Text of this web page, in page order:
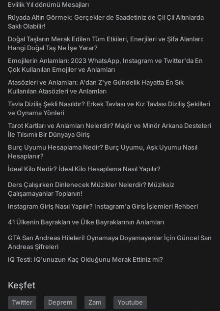
Evlilik Yıl dönümü Mesajları
Rüyada Altın Görmek: Gerçekler de Saadetiniz de Çil Çil Altınlarda
Saklı Olabilir!
Doğal Taşların Merak Edilen Tüm Etkileri, Enerjileri ve Şifa Alanları:
Hangi Doğal Taş Ne İşe Yarar?
Emojilerin Anlamları: 2023 WhatsApp, Instagram ve Twitter'da En
Çok Kullanılan Emojiler ve Anlamları
Atasözleri ve Anlamları: A'dan Z'ye Gündelik Hayatta En Sık
Kullanılan Atasözleri ve Anlamları
Tavla Diziliş Şekli Nasıldır? Erkek Tavlası ve Kız Tavlası Diziliş Şekilleri
ve Oynama Yönleri
Tarot Kartları ve Anlamları Nelerdir? Majör ve Minör Arkana Desteleri
İle Tılsımlı Bir Dünyaya Giriş
Burç Uyumu Hesaplama Nedir? Burç Uyumu, Aşk Uyumu Nasıl
Hesaplanır?
İdeal Kilo Nedir? İdeal Kilo Hesaplama Nasıl Yapılır?
Ders Çalışırken Dinlenecek Müzikler Nelerdir? Müziksiz
Çalışamayanlar Toplanın!
Instagram Giriş Nasıl Yapılır? Instagram'a Giriş İşlemleri Rehberi
41 Ülkenin Bayrakları ve Ülke Bayraklarının Anlamları
GTA San Andreas Hileleri! Oynamaya Doyamayanlar İçin Güncel San
Andreas Şifreleri
IQ Testi: IQ'unuzun Kaç Olduğunu Merak Ettiniz mi?
Keşfet
Twitter Deprem Zam Youtube